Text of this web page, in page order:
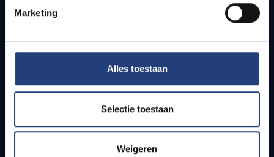
Marketing
Alles toestaan
Selectie toestaan
Weigeren
Studenten
PhD-studenten
Leerkrachten en secundaire scholen